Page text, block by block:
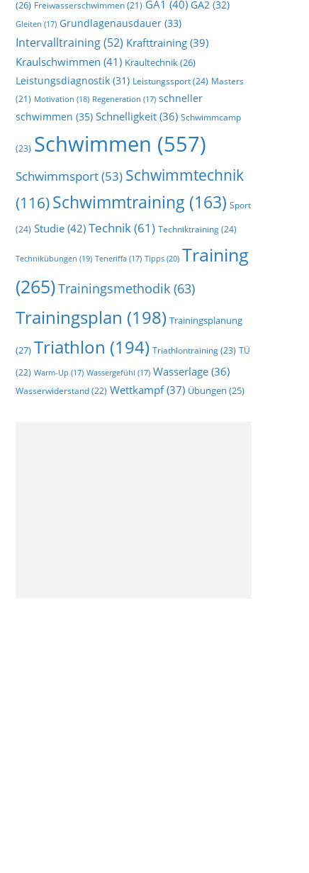
(26) Freiwasserschwimmen (21) GA1 (40) GA2 (32)
Gleiten (17) Grundlagenausdauer (33)
Intervalltraining(52) Krafttraining (39)
Kraulschwimmen (41) Kraultechnik(26)
Leistungsdiagnostik (31) Leistungssport(24) Masters
(21) Motivation (18) Regeneration (17) schneller
schwimmen (35) Schnelligkeit (36) Schwimmcamp
(23) Schwimmen (557)
Schwimmsport(53) Schwimmtechnik
(116)Schwimmtraining (163) Sport
(24) Studie (42) Technik(61) Techniktraining(24)
Technikübungen (19) Teneriffa (17) Tipps (20) Training
(265)Trainingsmethodik (63)
Trainingsplan (198) Trainingsplanung
(27) Triathlon (194) Triathlontraining(23) TÜ
(22) Warm-Up (17) Wassergefühl (17) Wasserlage (36)
Wasserwiderstand(22) Wettkampf(37) Übungen (25)